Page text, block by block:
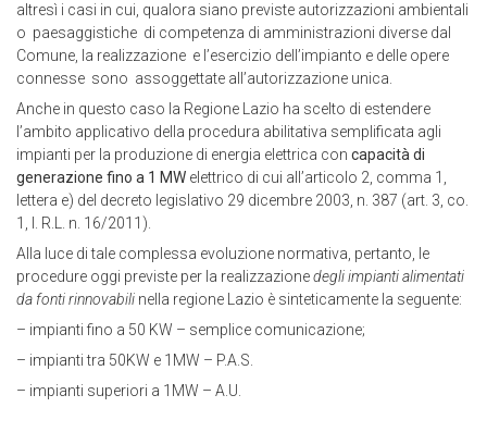
altresì i casi in cui, qualora siano previste autorizzazioni ambientali
o paesaggistiche di competenza di amministrazioni diverse dal
Comune, la realizzazione e l’esercizio dell’impianto e delle opere
connesse sono assoggettate all’autorizzazione unica.
Anche in questo caso la Regione Lazio ha scelto di estendere
l’ambito applicativo della procedura abilitativa semplificata agli
impianti per la produzione di energia elettrica con capacità di
generazione fino a 1 MW elettrico di cui all’articolo 2, comma 1,
lettera e) del decreto legislativo 29 dicembre 2003, n. 387 (art. 3, co.
1, l. R.L. n. 16/2011).
Alla luce di tale complessa evoluzione normativa, pertanto, le
procedure oggi previste per la realizzazionedegli impianti alimentati
da fonti rinnovabili nella regione Lazio è sinteticamente la seguente:
– impianti fino a 50 KW – semplice comunicazione;
– impianti tra 50KW e 1MW – P.A.S.
– impianti superiori a 1MW – A.U.